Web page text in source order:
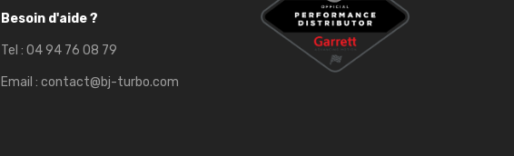
Besoin d'aide ?
Tel : 04 94 76 08 79
Email : contact@bj-turbo.com